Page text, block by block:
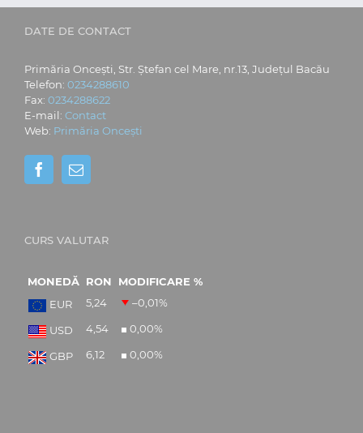
DATE DE CONTACT
Primăria Oncești, Str. Ștefan cel Mare, nr.13, Județul Bacău
Telefon: 0234288610
Fax: 0234288622
E-mail: Contact
Web: Primăria Oncești
CURS VALUTAR
MONEDĂ RON
MODIFICARE %
EUR
5,24 –0,01%
USD 4,54 0,00%
GBP 6,12 0,00%